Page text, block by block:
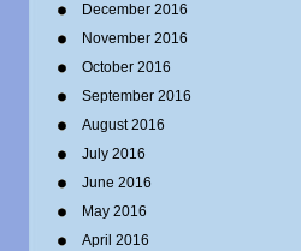
December 2016
November 2016
October 2016
September 2016
August 2016
July 2016
June 2016
May 2016
April 2016